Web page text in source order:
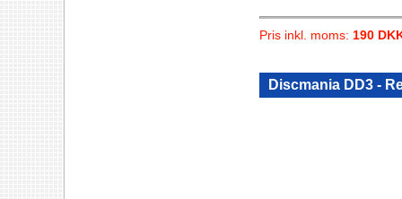
Pris inkl. moms: 190
Discmania DD3 -